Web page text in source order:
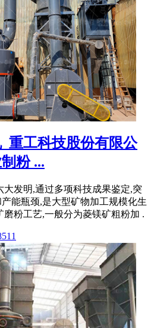
重工科技股份有限公
粉 ...
大发明,通过多项科技成果鉴定,突
能瓶颈,是大型矿物加工规模化生
磨粉工艺,一般分为菱镁矿粗粉加 .